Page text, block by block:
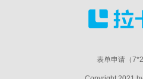
表单申请（